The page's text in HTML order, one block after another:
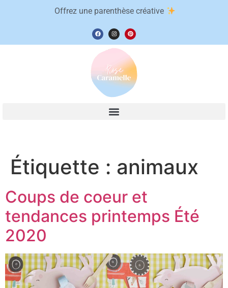
Offrez une parenthèse créative
Étiquette : animaux
Coups de coeur et
tendances printemps Été
2020